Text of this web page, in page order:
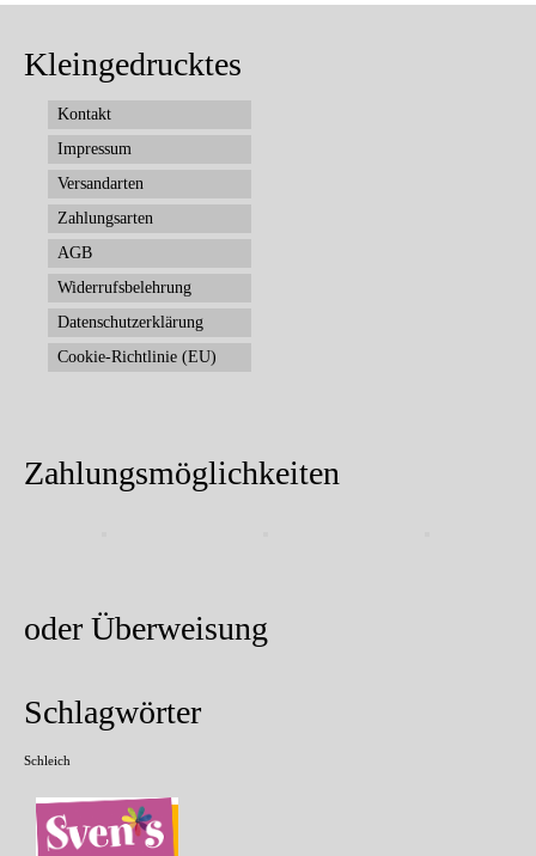
Kleingedrucktes
Kontakt
Impressum
Versandarten
Zahlungsarten
AGB
Widerrufsbelehrung
Datenschutzerklärung
Cookie-Richtlinie (EU)
Zahlungsmöglichkeiten
oder Überweisung
Schlagwörter
Schleich